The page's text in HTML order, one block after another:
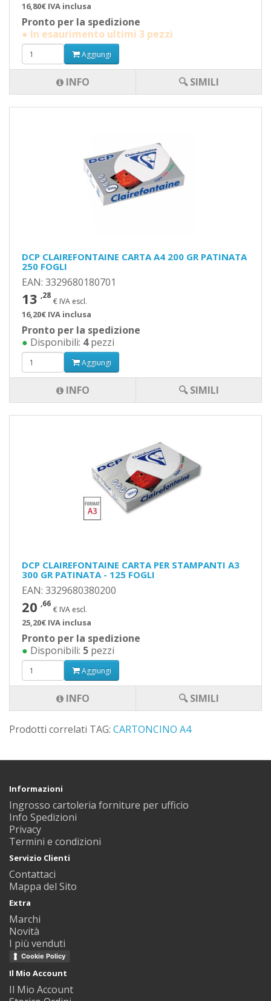
DCP CLAIREFONTAINE CARTA PER STAMPANTI A3
300 GR PATINATA - 125 FOGLI
EAN: 3329680380200
20 ,66
€ IVA escl.
25,20€ IVA inclusa
Pronto per la spedizione
● Disponibili: 5 pezzi
Aggiungi
INFO 🔍 SIMILI
16,80€ IVA inclusa
Pronto per la spedizione
● In esaurimento ultimi 3 pezzi
Aggiungi
INFO 🔍 SIMILI
DCP CLAIREFONTAINE CARTA A4 200 GR PATINATA
250 FOGLI
EAN: 3329680180701
13 ,28
€ IVA escl.
16,20€ IVA inclusa
Pronto per la spedizione
● Disponibili: 4pezzi
Aggiungi
INFO 🔍 SIMILI
Prodotti correlati TAG: CARTONCINO A4
Informazioni
Ingrosso cartoleria forniture per ufficio
Info Spedizioni
Privacy
Termini e condizioni
Servizio Clienti
Contattaci
Mappa del Sito
Extra
Marchi
Novità
I più venduti
Cookie Policy
Il Mio Account
Il Mio Account